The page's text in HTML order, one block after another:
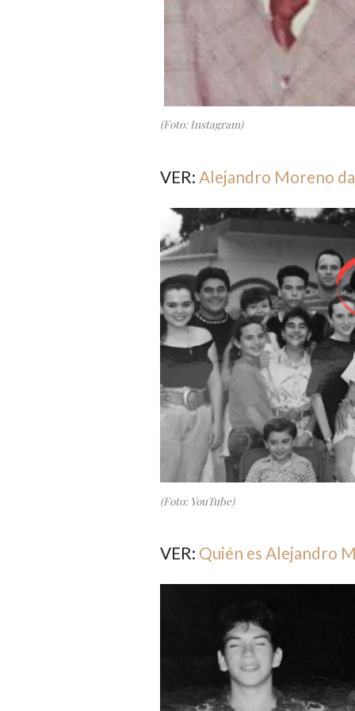
(Foto: Instagram)
VER: Alejandro Moreno
(Foto: YouTube)
VER: Quién es Alejandro